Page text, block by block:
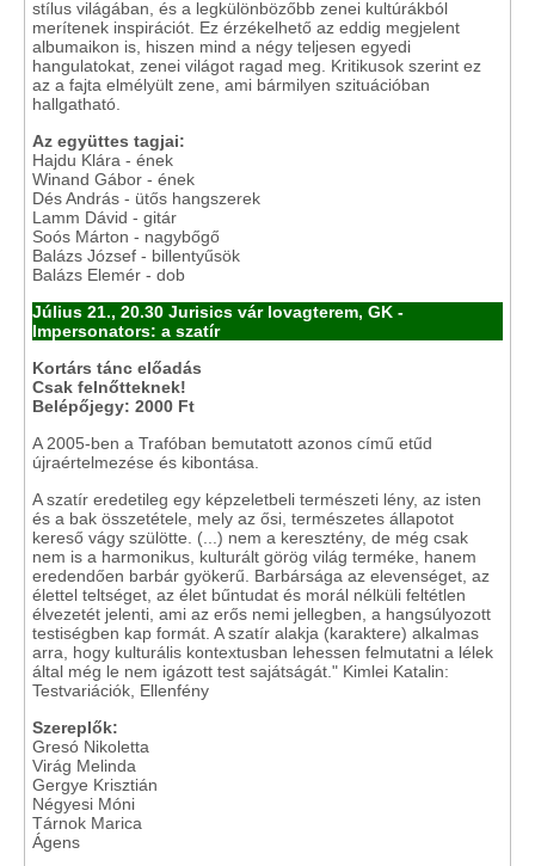
stílus világában, és a legkülönbözőbb zenei kultúrákból
merítenek inspirációt. Ez érzékelhető az eddig megjelent
albumaikon is, hiszen mind a négy teljesen egyedi
hangulatokat, zenei világot ragad meg. Kritikusok szerint ez
az a fajta elmélyült zene, ami bármilyen szituációban
hallgatható.
Az együttes tagjai:
Hajdu Klára - ének
Winand Gábor - ének
Dés András - ütős hangszerek
Lamm Dávid - gitár
Soós Márton - nagybőgő
Balázs József - billentyűsök
Balázs Elemér - dob
Július 21., 20.30 Jurisics vár lovagterem, GK -
Impersonators: a szatír
Kortárs tánc előadás
Csak felnőtteknek!
Belépőjegy: 2000 Ft
A 2005-ben a Trafóban bemutatott azonos című etűd
újraértelmezése és kibontása.
A szatír eredetileg egy képzeletbeli természeti lény, az isten
és a bak összetétele, mely az ősi, természetes állapotot
kereső vágy szülötte. (...) nem a keresztény, de még csak
nem is a harmonikus, kulturált görög világ terméke, hanem
eredendően barbár gyökerű. Barbársága az elevenséget, az
élettel teltséget, az élet bűntudat és morál nélküli feltétlen
élvezetét jelenti, ami az erős nemi jellegben, a hangsúlyozott
testiségben kap formát. A szatír alakja (karaktere) alkalmas
arra, hogy kulturális kontextusban lehessen felmutatni a lélek
által még le nem igázott test sajátságát." Kimlei Katalin:
Testvariációk, Ellenfény
Szereplők:
Gresó Nikoletta
Virág Melinda
Gergye Krisztián
Négyesi Móni
Tárnok Marica
Ágens